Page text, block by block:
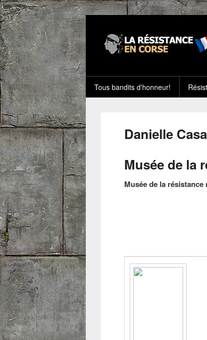
Tous bandits d'honneur!
Danielle
Musée de la
Musée de la résistance